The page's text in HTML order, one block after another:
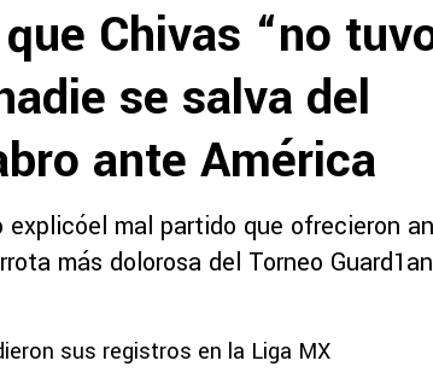
Chivas “no
se salva del
ante América
explicóel mal partido que ofrecieron
más dolorosa del Torneo
sus registros en la Liga MX